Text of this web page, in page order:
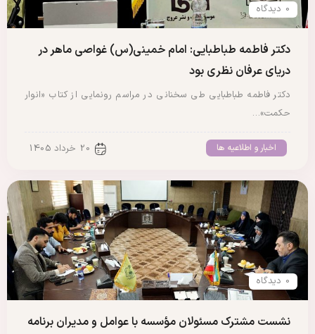
0 دیدگاه
دکتر فاطمه طباطبایی: امام خمینی(س) غواصی ماهر در
دریای عرفان نظری بود
دکتر فاطمه طباطبایی طی سخنانی در مراسم رونمایی از کتاب «انوار
حکمت»…
اخبار و اطلاعیه ها 20 خرداد 1405
0 دیدگاه
نشست مشترک مسئولان مؤسسه با عوامل و مدیران برنامه